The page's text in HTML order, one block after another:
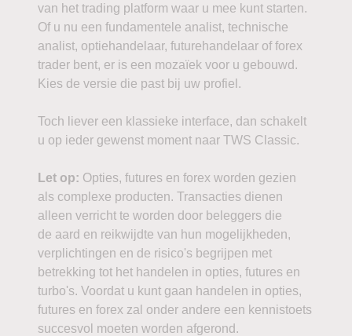
van het trading platform waar u mee kunt starten.
Of u nu een fundamentele analist, technische
analist, optiehandelaar, futurehandelaar of forex
trader bent, er is een mozaïek voor u gebouwd.
Kies de versie die past bij uw profiel.
Toch liever een klassieke interface, dan schakelt
u op ieder gewenst moment naar TWS Classic.
Let op: Opties, futures en forex worden gezien
als complexe producten. Transacties dienen
alleen verricht te worden door beleggers die
de aard en reikwijdte van hun mogelijkheden,
verplichtingen en de risico's begrijpen met
betrekking tot het handelen in opties, futures en
turbo's. Voordat u kunt gaan handelen in opties,
futures en forex zal onder andere een kennistoets
succesvol moeten worden afgerond.